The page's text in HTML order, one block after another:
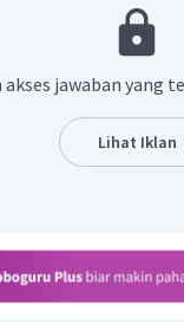
dimuat
yaitu suatu
dan tidak
percaya
jawaban yang
akses jawaban yang
Lihat Iklan